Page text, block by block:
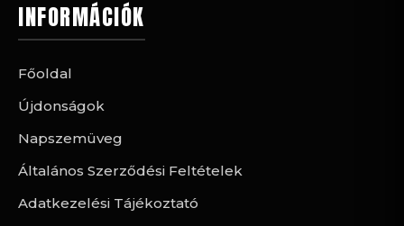
INFORMÁCIÓK
Főoldal
Újdonságok
Napszemüveg
Általános Szerződési Feltételek
Adatkezelési Tájékoztató